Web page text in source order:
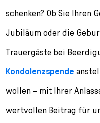
schenken? Ob Sie Ihren
Jubiläum oder die
Trauergäste bei
Kondolenzspende
wollen – mit Ihrer
wertvollen Beitrag für